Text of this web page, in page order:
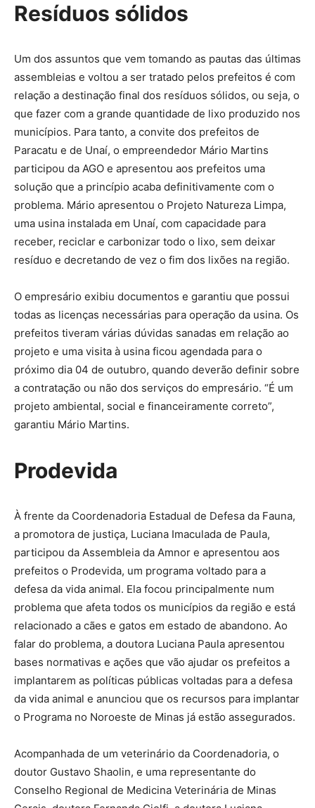
Resíduos sólidos
Um dos assuntos que vem tomando as pautas das últimas
assembleias e voltou a ser tratado pelos prefeitos é com
relação a destinação final dos resíduos sólidos, ou seja, o
que fazer com a grande quantidade de lixo produzido nos
municípios. Para tanto, a convite dos prefeitos de
Paracatu e de Unaí, o empreendedor Mário Martins
participou da AGO e apresentou aos prefeitos uma
solução que a princípio acaba definitivamente com o
problema. Mário apresentou o Projeto Natureza Limpa,
uma usina instalada em Unaí, com capacidade para
receber, reciclar e carbonizar todo o lixo, sem deixar
resíduo e decretando de vez o fim dos lixões na região.
O empresário exibiu documentos e garantiu que possui
todas as licenças necessárias para operação da usina. Os
prefeitos tiveram várias dúvidas sanadas em relação ao
projeto e uma visita à usina ficou agendada para o
próximo dia 04 de outubro, quando deverão definir sobre
a contratação ou não dos serviços do empresário. “É um
projeto ambiental, social e financeiramente correto”,
garantiu Mário Martins.
Prodevida
À frente da Coordenadoria Estadual de Defesa da Fauna,
a promotora de justiça, Luciana Imaculada de Paula,
participou da Assembleia da Amnor e apresentou aos
prefeitos o Prodevida, um programa voltado para a
defesa da vida animal. Ela focou principalmente num
problema que afeta todos os municípios da região e está
relacionado a cães e gatos em estado de abandono. Ao
falar do problema, a doutora Luciana Paula apresentou
bases normativas e ações que vão ajudar os prefeitos a
implantarem as políticas públicas voltadas para a defesa
da vida animal e anunciou que os recursos para implantar
o Programa no Noroeste de Minas já estão assegurados.
Acompanhada de um veterinário da Coordenadoria, o
doutor Gustavo Shaolin, e uma representante do
Conselho Regional de Medicina Veterinária de Minas